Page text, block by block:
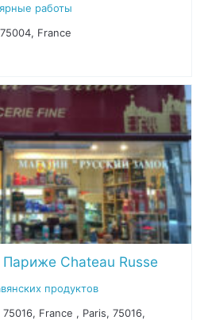
работы
France
Chateau Russe
продуктов
France , Paris, 75016,